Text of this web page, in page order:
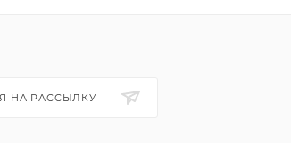
НА РАССЫЛКУ